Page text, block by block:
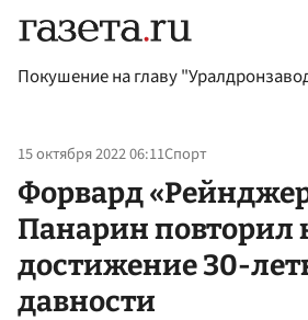
Покушение на главу
15 октября 2022 06:11Спорт
Форвард
Панарин повторил
достижение 30-
давности